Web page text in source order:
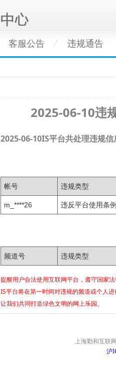
客服公告 违规通告
2025-06-10违
2025-06-10IS平台共处理违规
帐号 违规类型
m_****26 违反平台使用条
频道号 违规类型
提醒用户合法使用互联网平台，遵守国家
IS平台将在第一时间对违规的频道或个人
让我们共同打造绿色文明的网上乐园。
上海勤和互联
沪